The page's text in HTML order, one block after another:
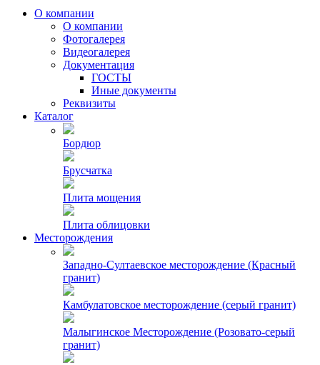
О компании
О компании
Фотогалерея
Видеогалерея
Документация
ГОСТЫ
Иные документы
Реквизиты
Каталог
Бордюр
Брусчатка
Плита мощения
Плита облицовки
Месторождения
Западно-Султаевское месторождение (Красный
гранит)
Камбулатовское месторождение (cерый гранит)
Малыгинское Месторождение (Розовато-серый
гранит)